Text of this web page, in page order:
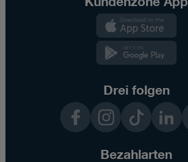
Drei folgen
InstagramTikTok LinkedIn YouTube
Bezahlarten